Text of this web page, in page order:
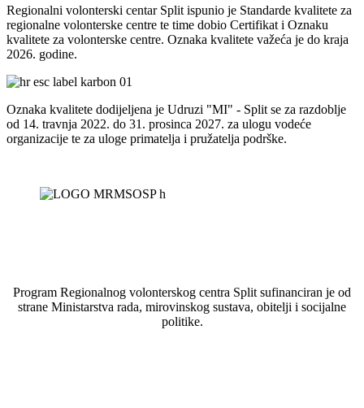
Regionalni volonterski centar Split ispunio je Standarde kvalitete za
regionalne volonterske centre te time dobio Certifikat i Oznaku
kvalitete za volonterske centre. Oznaka kvalitete važeća je do kraja
2026. godine.
Oznaka kvalitete dodijeljena je Udruzi "MI" - Split se za razdoblje
od 14. travnja 2022. do 31. prosinca 2027. za ulogu vodeće
organizacije te za uloge primatelja i pružatelja podrške.
Program Regionalnog volonterskog centra Split sufinanciran je od
strane Ministarstva rada, mirovinskog sustava, obitelji i socijalne
politike.